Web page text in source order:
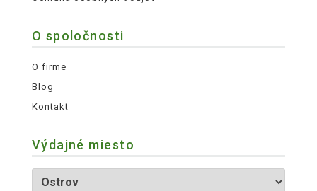
O spoločnosti
O firme
Blog
Kontakt
Výdajné miesto